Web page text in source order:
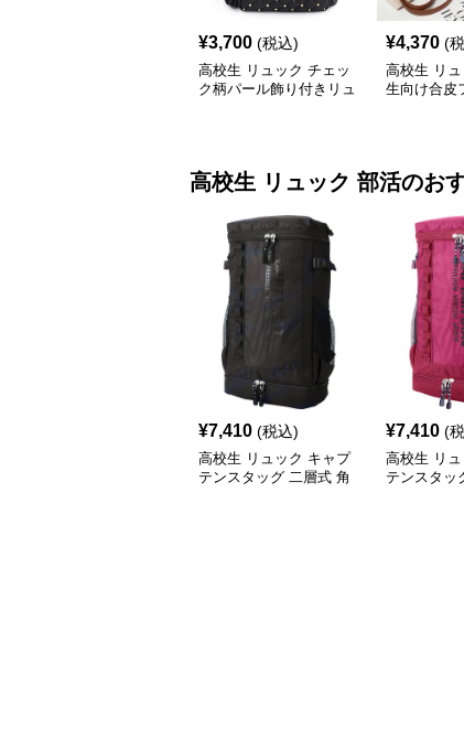
¥3,700 (税込)
高校生 リュック チェッ
ク柄パール飾り付きリュ
¥4,370 (
高校生 リ
生向け合皮
高校生 リュック 部活のお
¥7,410 (税込)
高校生 リュック キャプ
テンスタッグ 二層式 角
¥7,410 (
高校生 リ
テンスタッ